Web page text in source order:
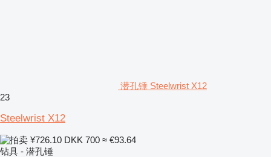
潜孔锤 Steelwrist X12
23
Steelwrist X12
¥726.10 DKK 700 ≈ €93.64
钻具 - 潜孔锤